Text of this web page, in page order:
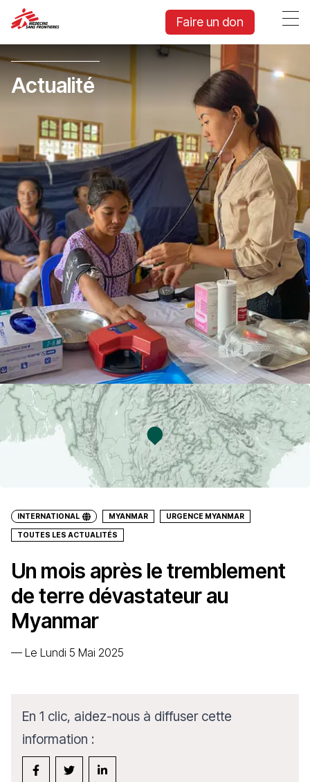
Faire un don
Actualité
INTERNATIONAL MYANMAR URGENCE MYANMAR
TOUTES LES ACTUALITÉS
Un mois après le tremblement
de terre dévastateur au
Myanmar
— Le Lundi 5 Mai 2025
En 1 clic, aidez-nous à diffuser cette
information :